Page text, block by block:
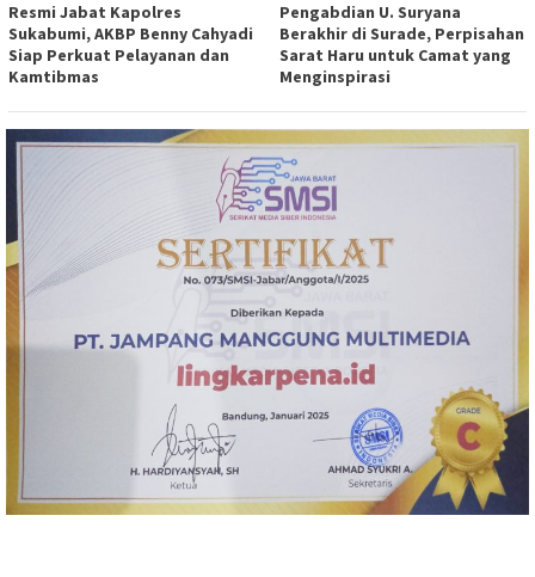
Resmi Jabat Kapolres
Sukabumi, AKBP Benny Cahyadi
Siap Perkuat Pelayanan dan
Kamtibmas
Pengabdian U. Suryana
Berakhir di Surade, Perpisahan
Sarat Haru untuk Camat yang
Menginspirasi